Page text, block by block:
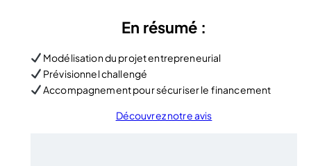
En résumé :
Modélisation du projet entrepreneurial
Prévisionnel challengé
Accompagnement pour sécuriser le financement
Découvrez notre avis